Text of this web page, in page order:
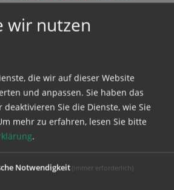
.
mit Ihrem Benutzernamen
wir nutzen
die wir auf dieser Website
und anpassen. Sie haben das
deaktivieren Sie die Dienste, wie Sie
mehr zu erfahren, lesen Sie bitte
.
Notwendigkeit(immer erforderlich)